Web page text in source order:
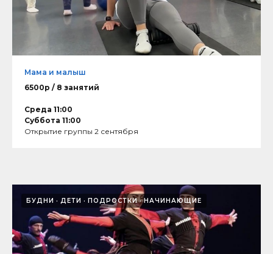
Мама и малыш
6500р / 8 занятий
Среда 11:00
Суббота 11:00
Открытие группы 2 сентября
БУДНИ ДЕТИ ПОДРОСТКИ НАЧИНАЮЩИЕ